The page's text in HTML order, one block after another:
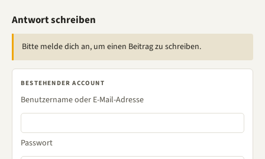
Antwort schreiben
Bitte melde dich an, um einen Beitrag zu schreiben.
BESTEHENDER ACCOUNT
Benutzername oder E-Mail-Adresse
Passwort